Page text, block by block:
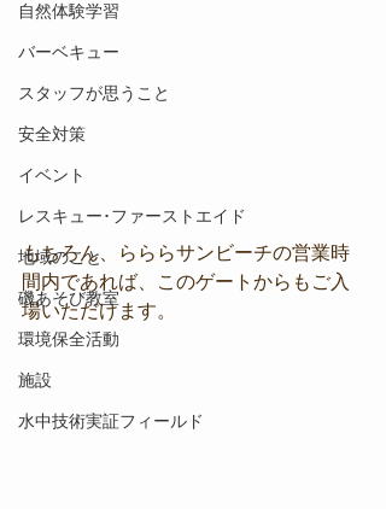
自然体験学習
バーベキュー
スタッフが思うこと
安全対策
イベント
レスキュー･ファーストエイド
地域のこと
磯あそび教室
環境保全活動
施設
水中技術実証フィールド
もちろん、らららサンビーチの営業時
間内であれば、このゲートからもご入
場いただけます。